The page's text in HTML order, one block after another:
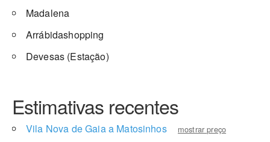
Madalena
Arrábidashopping
Devesas (Estação)
Estimativas recentes
Vila Nova de Gaia a Matosinhos mostrar preço